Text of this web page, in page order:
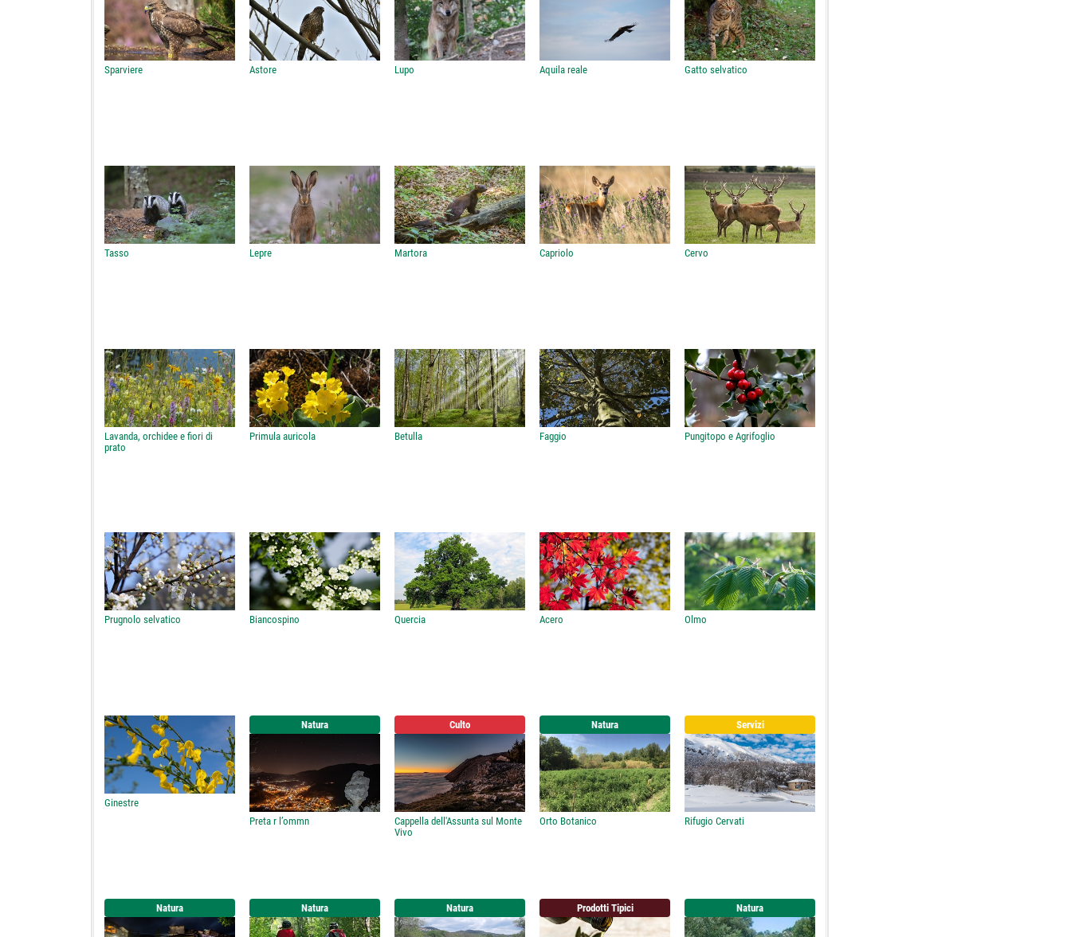
Sparviere Astore Lupo Aquila reale Gatto selvatico
Tasso Lepre Martora Capriolo Cervo
Lavanda, orchidee e fiori di
prato
Primula auricola Betulla Faggio Pungitopo e Agrifoglio
Prugnolo selvatico Biancospino Quercia Acero Olmo
Ginestre
Natura
Preta r l’ommn
Culto
Cappella dell'Assunta sul Monte
Vivo
Natura
Orto Botanico
Servizi
Rifugio Cervati
Natura Natura Natura Prodotti Tipici Natura